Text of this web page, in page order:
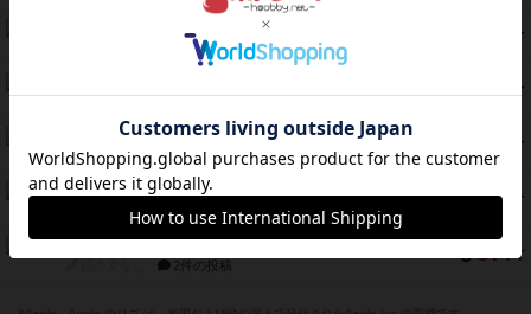
PT
1件の投稿
42 PT
PT
紹介文あり 1件の投稿
39 PT
スーパーストア3000
紹介文なし 1件の投稿
37 PT
フリップ７：復讐心とともに
2件の投稿